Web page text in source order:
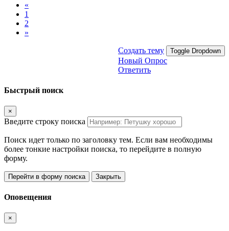
«
1
2
»
Создать тему Toggle Dropdown
Новый Опрос
Ответить
Быстрый поиск
×
Введите строку поиска
Поиск идет только по заголовку тем. Если вам необходимы
более тонкие настройки поиска, то перейдите в полную
форму.
Перейти в форму поиска Закрыть
Оповещения
×